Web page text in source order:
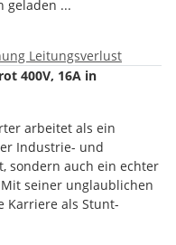
geladen ...
Leitungsverlust
400V, 16A in
arbeitet als ein
Industrie- und
sondern auch ein echter
seiner unglaublichen
Karriere als Stunt-